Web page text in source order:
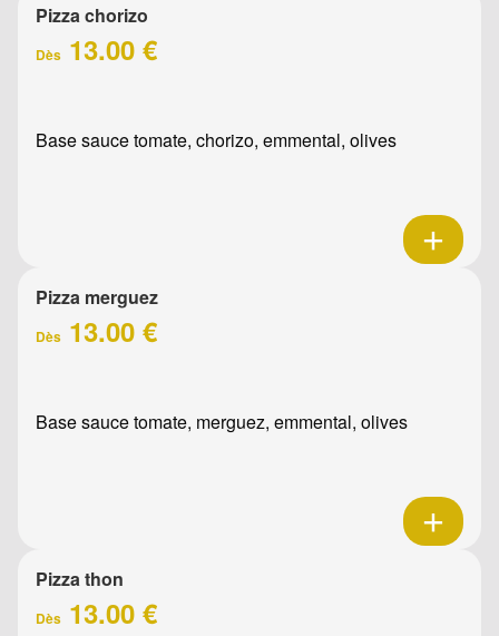
Pizza chorizo
Dès 13.00 €
Base sauce tomate, chorizo, emmental, olives
Pizza merguez
Dès 13.00 €
Base sauce tomate, merguez, emmental, olives
Pizza thon
Dès 13.00 €